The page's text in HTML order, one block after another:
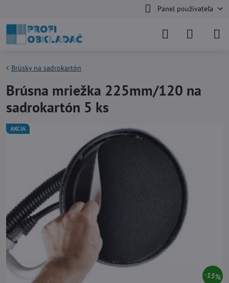
Panel používateľa
AKCIA
15%
Brúsky na sadrokartón
Brúsna mriežka 225mm/120 na
sadrokartón 5 ks